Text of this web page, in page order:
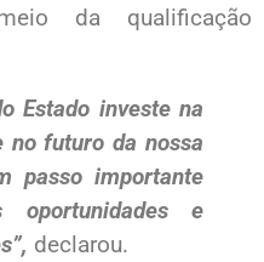
da qualificação
Estado investe na
no futuro da nossa
passo importante
e
declarou.